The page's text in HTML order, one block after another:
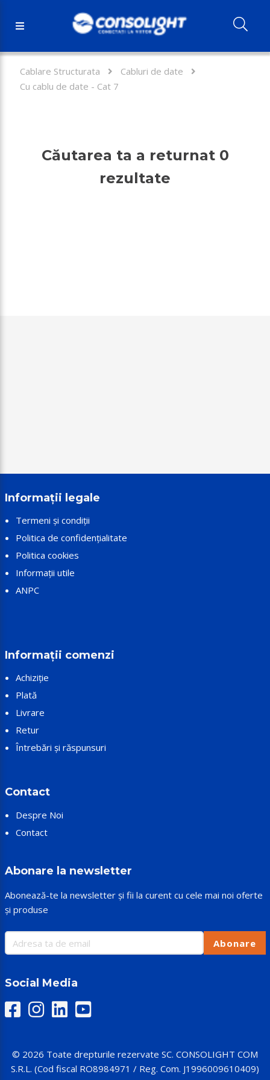
Cablare Structurata
Cabluri de date
Cu cablu de date - Cat 7
Căutarea ta a returnat 0
rezultate
Informații legale
Termeni și condiții
Politica de confidențialitate
Politica cookies
Informații utile
ANPC
Informații comenzi
Achiziție
Plată
Livrare
Retur
Întrebări și răspunsuri
Contact
Despre Noi
Contact
Abonare la newsletter
Abonează-te la newsletter și fii la curent cu cele mai noi oferte
și produse
Abonare
Social Media
© 2026 Toate drepturile rezervate SC. CONSOLIGHT COM
S.R.L. (Cod fiscal RO8984971 / Reg. Com. J1996009610409)